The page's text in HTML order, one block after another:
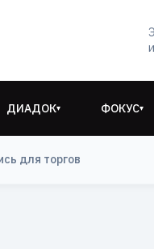
ДИАДОК▾ ФОКУС▾
для торгов